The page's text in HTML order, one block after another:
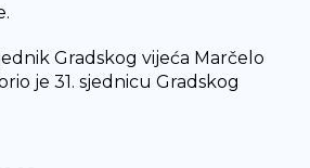
Gradskog vijeća Marčelo
je 31. sjednicu Gradskog